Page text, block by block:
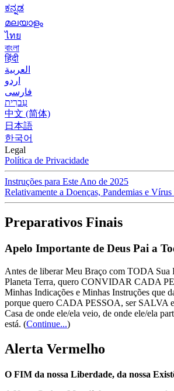
ಕನ್ನಡ
മലയാളം
ไทย
বাংলা
हिंदी
العربية
اردو
فارسی
עִברִית
中文 (简体)
日本語
한국어
Legal
Política de Privacidade
Instruções para Este Ano de 2025
Relativamente a Doenças, Pandemias e
Preparativos Finais
Apelo Importante de Deus Pai a
Antes de liberar Meu Braço com TODA
Planeta Terra, quero CONVIDAR CADA
Minhas Indicações e Minhas Instruções que
porque quero CADA PESSOA, ser SALVA
Casa de onde ele/ela veio, de onde ele/ela
está. (Continue...)
Alerta Vermelho
O FIM da nossa Liberdade, da nossa